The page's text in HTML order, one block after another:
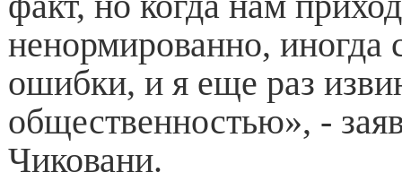
ненормированно, иногда
ошибки, и я еще раз
общественностью», -
Чиковани.